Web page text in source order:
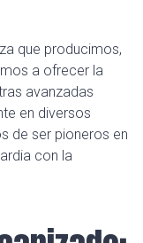
que producimos,
a ofrecer la
avanzadas
en diversos
de ser pioneros en
con la